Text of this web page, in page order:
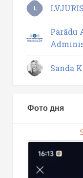
L
Parādu
Sanda
Фото дня